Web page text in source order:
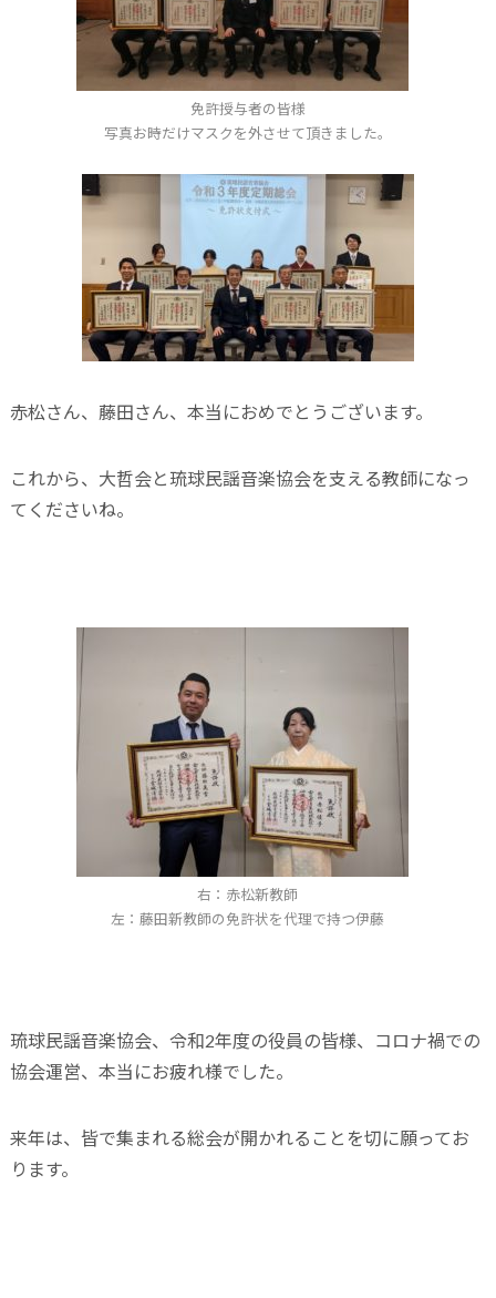
免許授与者の皆様
写真お時だけマスクを外させて頂きました。
赤松さん、藤田さん、本当におめでとうございます。
これから、大哲会と琉球民謡音楽協会を支える教師になっ
てくださいね。
右：赤松新教師
左：藤田新教師の免許状を代理で持つ伊藤
琉球民謡音楽協会、令和2年度の役員の皆様、コロナ禍での
協会運営、本当にお疲れ様でした。
来年は、皆で集まれる総会が開かれることを切に願ってお
ります。